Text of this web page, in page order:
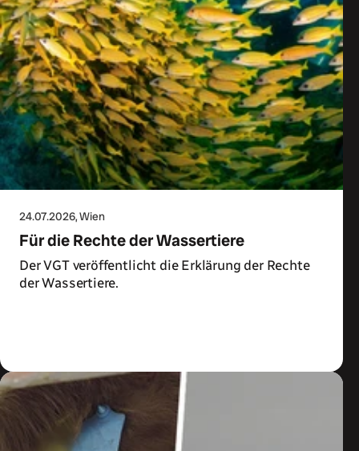
24.07.2026, Wien
Für die Rechte der Wassertiere
Der VGT veröffentlicht die Erklärung der Rechte
der Wassertiere.